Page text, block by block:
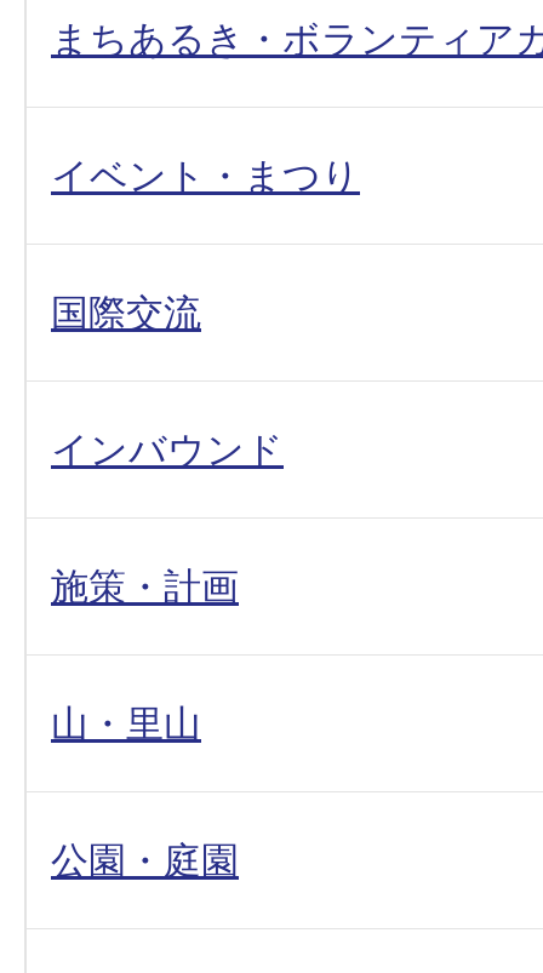
まちあるき・ボランティア
イベント・まつり
国際交流
インバウンド
施策・計画
山・里山
公園・庭園